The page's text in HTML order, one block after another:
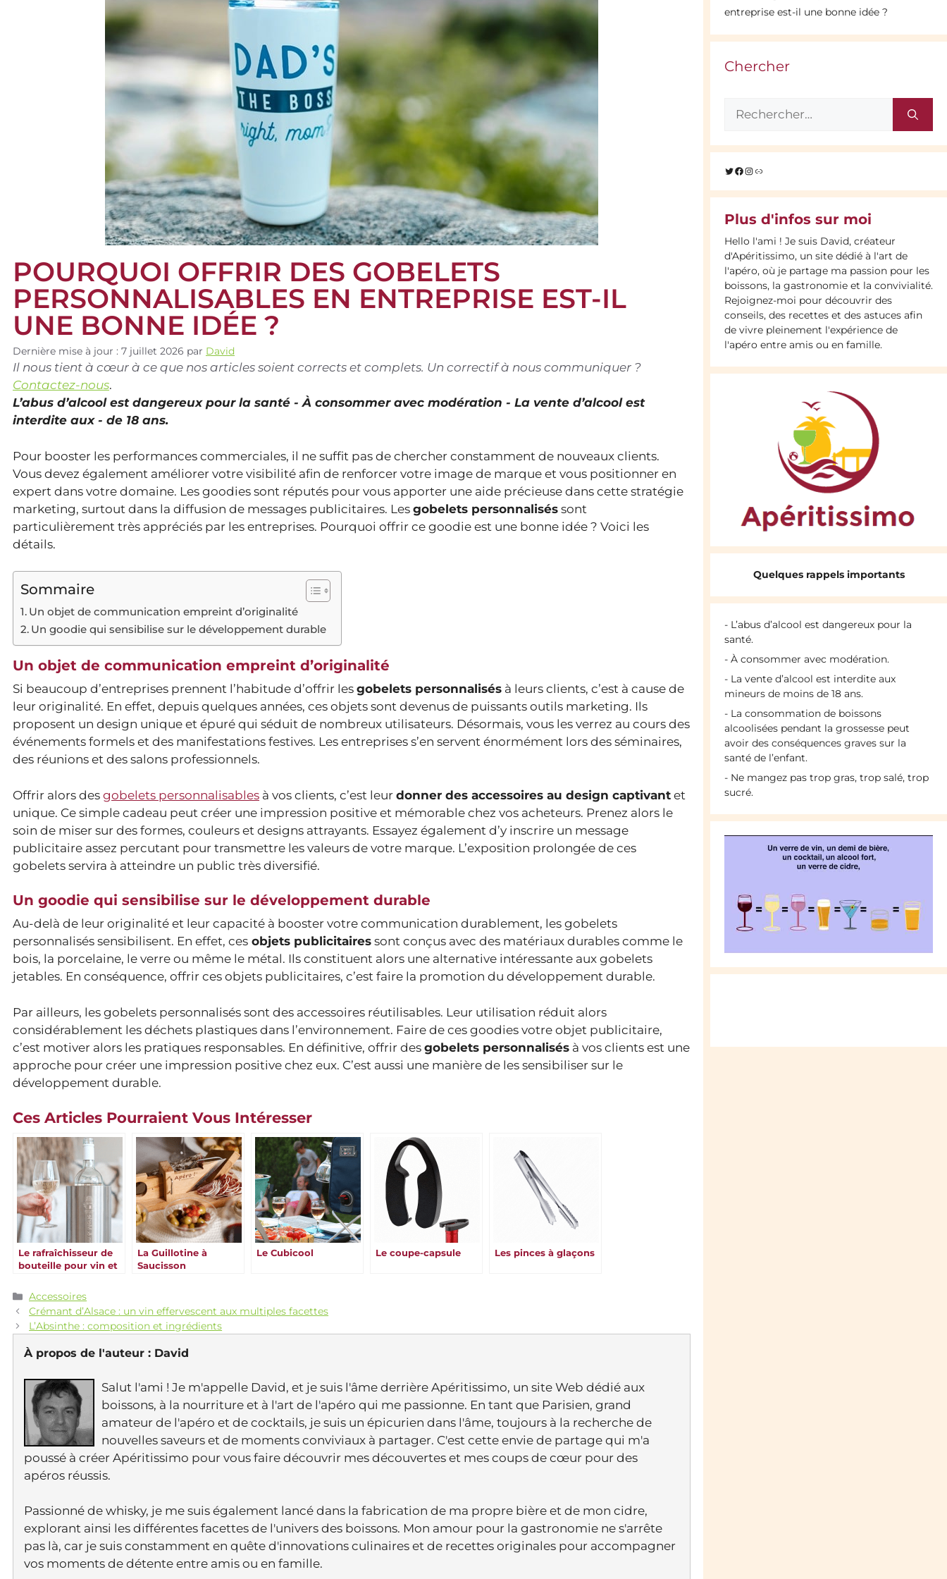
POURQUOI OFFRIR DES GOBELETS
PERSONNALISABLES EN ENTREPRISE EST-IL
UNE BONNE IDÉE ?
Dernière mise à jour : 7 juillet 2026 par David
Il nous tient à cœur à ce que nos articles soient corrects et complets. Un correctif à nous communiquer ?
Contactez-nous.
L’abus d’alcool est dangereux pour la santé - À consommer avec modération - La vente d’alcool est
interdite aux - de 18 ans.
Pour booster les performances commerciales, il ne suffit pas de chercher constamment de nouveaux clients.
Vous devez également améliorer votre visibilité afin de renforcer votre image de marque et vous positionner en
expert dans votre domaine. Les goodies sont réputés pour vous apporter une aide précieuse dans cette stratégie
marketing, surtout dans la diffusion de messages publicitaires. Les gobelets personnalisés sont
particulièrement très appréciés par les entreprises. Pourquoi offrir ce goodie est une bonne idée ? Voici les
détails.
Sommaire
Un objet de communication empreint d’originalité
Un goodie qui sensibilise sur le développement durable
Un objet de communication empreint d’originalité
Si beaucoup d’entreprises prennent l’habitude d’offrir les gobelets personnalisés à leurs clients, c’est à cause de
leur originalité. En effet, depuis quelques années, ces objets sont devenus de puissants outils marketing. Ils
proposent un design unique et épuré qui séduit de nombreux utilisateurs. Désormais, vous les verrez au cours des
événements formels et des manifestations festives. Les entreprises s’en servent énormément lors des séminaires,
des réunions et des salons professionnels.
Offrir alors des gobelets personnalisables à vos clients, c’est leur donner des accessoires au design captivant et
unique. Ce simple cadeau peut créer une impression positive et mémorable chez vos acheteurs. Prenez alors le
soin de miser sur des formes, couleurs et designs attrayants. Essayez également d’y inscrire un message
publicitaire assez percutant pour transmettre les valeurs de votre marque. L’exposition prolongée de ces
gobelets servira à atteindre un public très diversifié.
Un goodie qui sensibilise sur le développement durable
Au-delà de leur originalité et leur capacité à booster votre communication durablement, les gobelets
personnalisés sensibilisent. En effet, ces objets publicitaires sont conçus avec des matériaux durables comme le
bois, la porcelaine, le verre ou même le métal. Ils constituent alors une alternative intéressante aux gobelets
jetables. En conséquence, offrir ces objets publicitaires, c’est faire la promotion du développement durable.
Par ailleurs, les gobelets personnalisés sont des accessoires réutilisables. Leur utilisation réduit alors
considérablement les déchets plastiques dans l’environnement. Faire de ces goodies votre objet publicitaire,
c’est motiver alors les pratiques responsables. En définitive, offrir des gobelets personnalisés à vos clients est une
approche pour créer une impression positive chez eux. C’est aussi une manière de les sensibiliser sur le
développement durable.
Ces Articles Pourraient Vous Intéresser
Le rafraîchisseur de
bouteille pour vin et
La Guillotine à
Saucisson
Le Cubicool Le coupe-capsule Les pinces à glaçons
Catégories
Accessoires
Crémant d’Alsace : un vin effervescent aux multiples facettes
L’Absinthe : composition et ingrédients
À propos de l'auteur : David
Salut l'ami ! Je m'appelle David, et je suis l'âme derrière Apéritissimo, un site Web dédié aux
boissons, à la nourriture et à l'art de l'apéro qui me passionne. En tant que Parisien, grand
amateur de l'apéro et de cocktails, je suis un épicurien dans l'âme, toujours à la recherche de
nouvelles saveurs et de moments conviviaux à partager. C'est cette envie de partage qui m'a
poussé à créer Apéritissimo pour vous faire découvrir mes découvertes et mes coups de cœur pour des
apéros réussis.
Passionné de whisky, je me suis également lancé dans la fabrication de ma propre bière et de mon cidre,
explorant ainsi les différentes facettes de l'univers des boissons. Mon amour pour la gastronomie ne s'arrête
pas là, car je suis constamment en quête d'innovations culinaires et de recettes originales pour accompagner
vos moments de détente entre amis ou en famille.
entreprise est-il une bonne idée ?
Chercher
Rechercher :
Twitter
Facebook
Instagram
Lien
Plus d'infos sur moi
Hello l'ami ! Je suis David, créateur
d'Apéritissimo, un site dédié à l'art de
l'apéro, où je partage ma passion pour les
boissons, la gastronomie et la convivialité.
Rejoignez-moi pour découvrir des
conseils, des recettes et des astuces afin
de vivre pleinement l'expérience de
l'apéro entre amis ou en famille.
Quelques rappels importants
- L’abus d’alcool est dangereux pour la
santé.
- À consommer avec modération.
- La vente d’alcool est interdite aux
mineurs de moins de 18 ans.
- La consommation de boissons
alcoolisées pendant la grossesse peut
avoir des conséquences graves sur la
santé de l’enfant.
- Ne mangez pas trop gras, trop salé, trop
sucré.